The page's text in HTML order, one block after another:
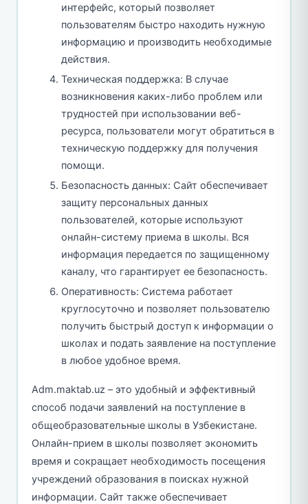
интерфейс, который позволяет
пользователям быстро находить нужную
информацию и производить необходимые
действия.
Техническая поддержка: В случае
возникновения каких-либо проблем или
трудностей при использовании веб-
ресурса, пользователи могут обратиться в
техническую поддержку для получения
помощи.
Безопасность данных: Сайт обеспечивает
защиту персональных данных
пользователей, которые используют
онлайн-систему приема в школы. Вся
информация передается по защищенному
каналу, что гарантирует ее безопасность.
Оперативность: Система работает
круглосуточно и позволяет пользователю
получить быстрый доступ к информации о
школах и подать заявление на поступление
в любое удобное время.
Adm.maktab.uz – это удобный и эффективный
способ подачи заявлений на поступление в
общеобразовательные школы в Узбекистане.
Онлайн-прием в школы позволяет экономить
время и сокращает необходимость посещения
учреждений образования в поисках нужной
информации. Сайт также обеспечивает